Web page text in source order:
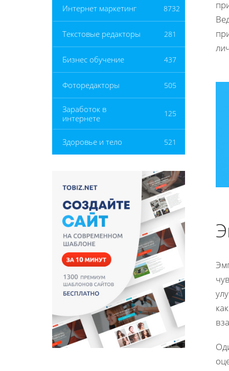
Интернет маркетинг 8732
Текстовые редакторы 281
Бизнес обучение 437
Фоторедакторы 505
Заработок в
интернете
125
Здоровье и тело 521